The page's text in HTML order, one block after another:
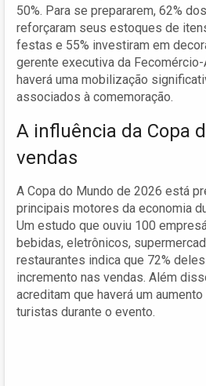
50%. Para se prepararem, 62%
reforçaram seus estoques de
festas e 55% investiram em
gerente executiva da Fecomércio-
haverá uma mobilização
associados à comemoração.
A influência da Copa
vendas
A Copa do Mundo de 2026 está
principais motores da economia
Um estudo que ouviu 100
bebidas, eletrônicos,
restaurantes indica que 72%
incremento nas vendas. Além
acreditam que haverá um
turistas durante o evento.